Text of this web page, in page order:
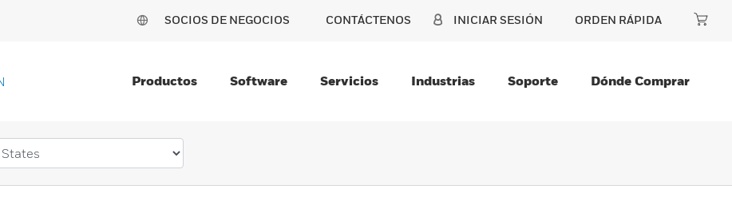
SOCIOS DE NEGOCIOS CONTÁCTENOS INICIAR SESIÓN ORDEN RÁPIDA
Productos Software Servicios Industrias Soporte Dónde Comprar